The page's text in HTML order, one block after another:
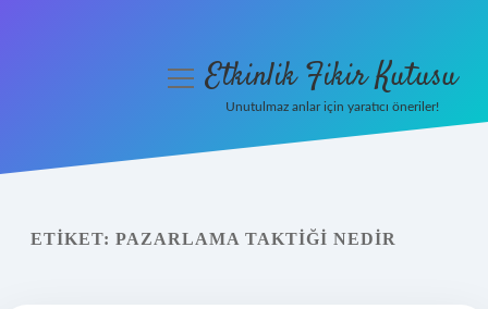
Yasal Uyarı
menüyüEtkinlik Fikir Kutusu
Unutulmaz anlar için yaratıcı öneriler!
ETIKET: PAZARLAMA TAKTIĞI NEDIR